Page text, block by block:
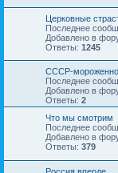
Церковные
Последнее
Добавлено в
Ответы: 1245
СССР-
Последнее
Добавлено в
Ответы: 2
Что мы смотрим
Последнее
Добавлено в
Ответы: 379